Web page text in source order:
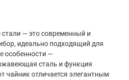
— это современный и
идеально подходящий для
особенности —
сталь и функция
чайник отличается элегантным